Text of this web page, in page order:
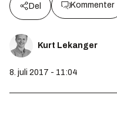
Del Kommenter
Kurt Lekanger
8. juli 2017 - 11:04